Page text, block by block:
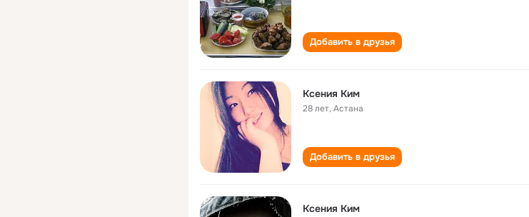
Добавить в друзья
Ксения Ким
28 лет,Астана
Добавить в друзья
Ксения Ким